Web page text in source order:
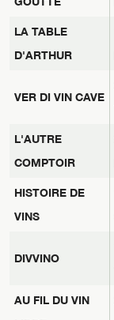
LA TABLE
D'ARTHUR
VER DI VIN CAVE
L'AUTRE
COMPTOIR
HISTOIRE DE
VINS
DIVVINO
AU FIL DU VIN